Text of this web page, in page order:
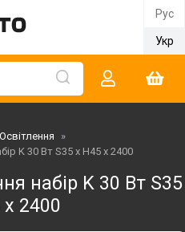
Рус
Укр
Освітлення
»
K 30 Вт S35 x Н45 x 2400
набір K 30 Вт S35
2400